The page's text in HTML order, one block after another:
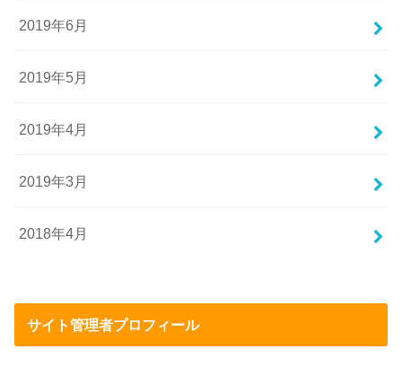
2019年6月
2019年5月
2019年4月
2019年3月
2018年4月
サイト管理者プロフィール